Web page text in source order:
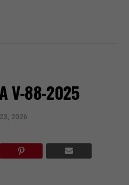
V-88-2025
2026